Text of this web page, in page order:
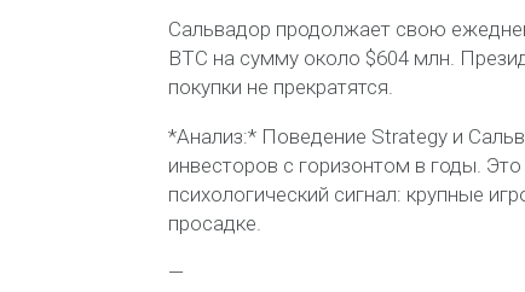
Сальвадор продолжает свою
BTC на сумму около $604 млн.
покупки не прекратятся.
*Анализ:* Поведение Strategy и
инвесторов с горизонтом в годы.
психологический сигнал: крупные
просадке.
—